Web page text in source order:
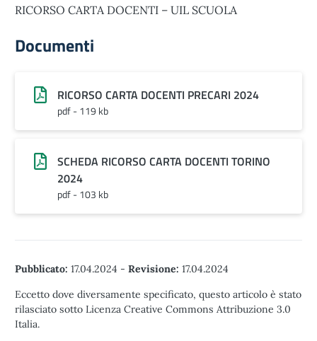
RICORSO CARTA DOCENTI – UIL SCUOLA
Documenti
RICORSO CARTA DOCENTI PRECARI 2024
pdf - 119 kb
SCHEDA RICORSO CARTA DOCENTI TORINO
2024
pdf - 103 kb
Pubblicato: 17.04.2024 - Revisione: 17.04.2024
Eccetto dove diversamente specificato, questo articolo è stato
rilasciato sotto Licenza Creative Commons Attribuzione 3.0
Italia.